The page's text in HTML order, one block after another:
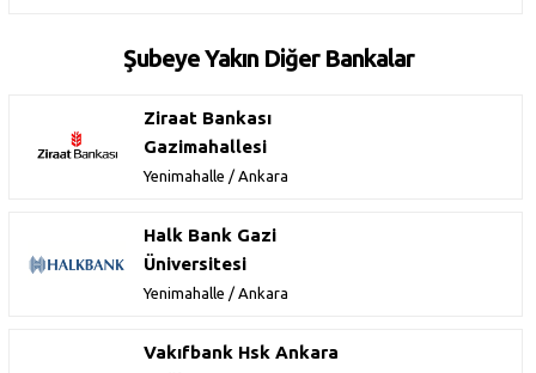
Şubeye Yakın Diğer Bankalar
Ziraat Bankası
Gazimahallesi
Yenimahalle / Ankara
Halk Bank Gazi
Üniversitesi
Yenimahalle / Ankara
Vakıfbank Hsk Ankara